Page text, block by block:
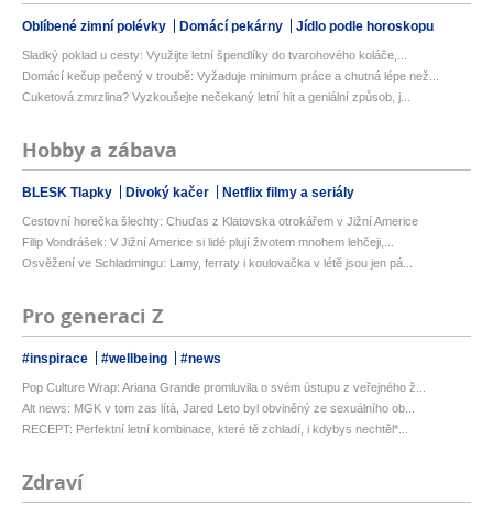
Oblíbené zimní polévky Domácí pekárny Jídlo podle horoskopu
Sladký poklad u cesty: Využijte letní špendlíky do tvarohového koláče,...
Domácí kečup pečený v troubě: Vyžaduje minimum práce a chutná lépe než...
Cuketová zmrzlina? Vyzkoušejte nečekaný letní hit a geniální způsob, j...
Hobby a zábava
BLESK Tlapky Divoký kačer Netflix filmy a seriály
Cestovní horečka šlechty: Chuďas z Klatovska otrokářem v Jižní Americe
Filip Vondrášek: V Jižní Americe si lidé plují životem mnohem lehčeji,...
Osvěžení ve Schladmingu: Lamy, ferraty i koulovačka v létě jsou jen pá...
Pro generaci Z
#inspirace #wellbeing #news
Pop Culture Wrap: Ariana Grande promluvila o svém ústupu z veřejného ž...
Alt news: MGK v tom zas lítá, Jared Leto byl obviněný ze sexuálního ob...
RECEPT: Perfektní letní kombinace, které tě zchladí, i kdybys nechtěl*...
Zdraví